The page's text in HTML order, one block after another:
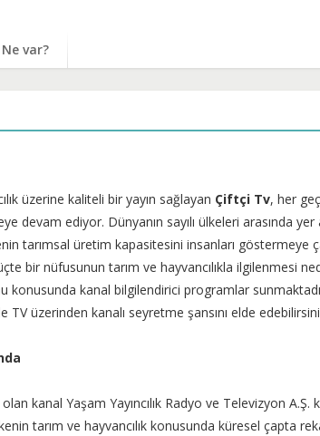
var?
üzerine kaliteli bir yayın sağlayan Çiftçi Tv, her
devam ediyor. Dünyanın sayılı ülkeleri arasında
tarımsal üretim kapasitesini insanları göstermeye
bir nüfusunun tarım ve hayvancılıkla ilgilenmesi
konusunda kanal bilgilendirici programlar
TV üzerinden kanalı seyretme şansını elde
kanal Yaşam Yayıncılık Radyo ve Televizyon A.Ş.
tarım ve hayvancılık konusunda küresel çapta